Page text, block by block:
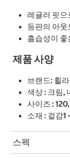
레귤러 핏
등판의 아
흡습성이
제품 사양
브랜드: 휠
색상 : 크림,
사이즈 :
소재 : 겉감
스펙